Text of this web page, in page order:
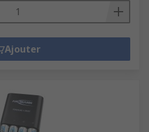
Ajouter